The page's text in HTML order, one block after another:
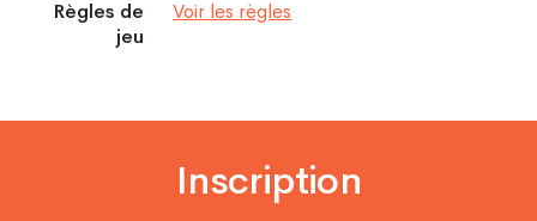
Règles de
jeu
Voir les règles
Inscription